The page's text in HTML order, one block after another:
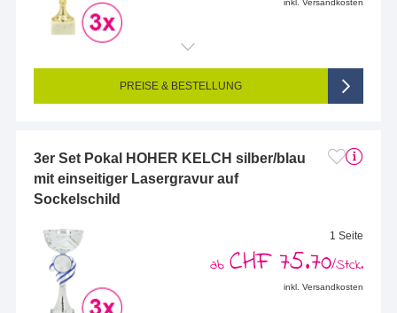
Endformat (bedruckte Fläche): 48 x 14 mm
Seitigkeit: 1-seitig (Vorderseite graviert, Rückseite nicht graviert)
Einseitig graviert
PREISE & BESTELLUNG
3er Set Pokal HOHER KELCH silber/blau
mit einseitiger Lasergravur auf
Sockelschild
1 Seite
ab CHF 75.70/Stck.
inkl. Versandkosten